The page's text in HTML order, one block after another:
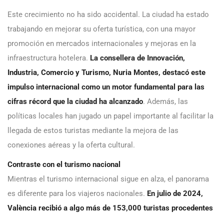
Este crecimiento no ha sido accidental. La ciudad ha estado
trabajando en mejorar su oferta turística, con una mayor
promoción en mercados internacionales y mejoras en la
infraestructura hotelera. La consellera de Innovación,
Industria, Comercio y Turismo, Nuria Montes, destacó este
impulso internacional como un motor fundamental para las
cifras récord que la ciudad ha alcanzado. Además, las
políticas locales han jugado un papel importante al facilitar la
llegada de estos turistas mediante la mejora de las
conexiones aéreas y la oferta cultural.
Contraste con el turismo nacional
Mientras el turismo internacional sigue en alza, el panorama
es diferente para los viajeros nacionales. En julio de 2024,
València recibió a algo más de 153,000 turistas procedentes